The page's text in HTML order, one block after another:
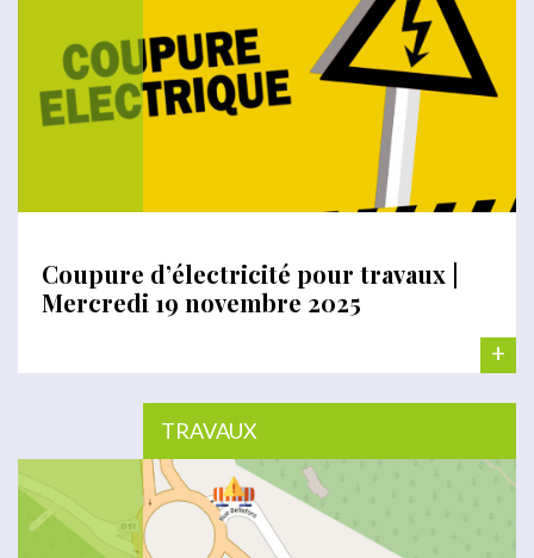
Coupure d’électricité pour travaux |
Mercredi 19 novembre 2025
+
TRAVAUX